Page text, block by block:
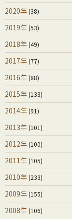
2020年(38)
2019年(53)
2018年(49)
2017年(77)
2016年(88)
2015年(133)
2014年(91)
2013年(101)
2012年(100)
2011年(105)
2010年(233)
2009年(155)
2008年(106)